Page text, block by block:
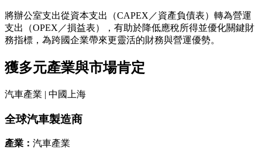
將辦公室支出從資本支出（CAPEX／資產負債表）轉為營運
支出（OPEX／損益表），有助於降低應稅所得並優化關鍵財
務指標，為跨國企業帶來更靈活的財務與營運優勢。
獲多元產業與市場肯定
汽車產業 | 中國上海
全球汽車製造商
產業： 汽車產業